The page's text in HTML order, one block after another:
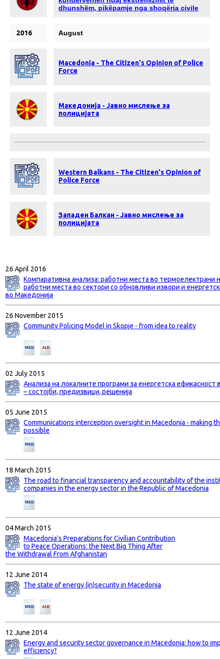
dhunshëm, pikëpamje nga shoqëria civile
2016 August
Macedonia - The Citizen's Opinion of Police
Force
Македонија - Јавно мислење за
полицијата
Western Balkans - The Citizen's Opinion of
Police Force
Западен Балкан - Јавно мислење за
полицијата
26 April 2016
Компаративна анализа: работни места во термоелектрани
работни места во сектори со обновливи извори и
во Македонија
26 November 2015
Community Policing Model in Skopje - from idea to reality
02 July 2015
Анализа на локалните програми за енергетска ефикасност
– состојби, предизвици, решенија
05 June 2015
Communications interception oversight in Macedonia - making
possible
18 March 2015
The road to financial transparency and accountability of the
companies in the energy sector in the Republic of Macedonia
04 March 2015
Macedonia's Preparations for Civilian Contribution
to Peace Operations: the Next Big Thing After
the Withdrawal From Afghanistan
12 June 2014
The state of energy (in)security in Macedonia
12 June 2014
Energy and security sector governance in Macedonia: how to
efficiency?